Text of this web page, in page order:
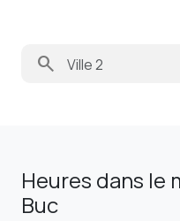
search
Heures dans le
Buc